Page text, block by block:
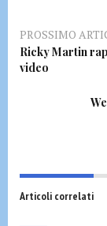
PROSSIMO
Ricky Martin
video
Articoli correlati